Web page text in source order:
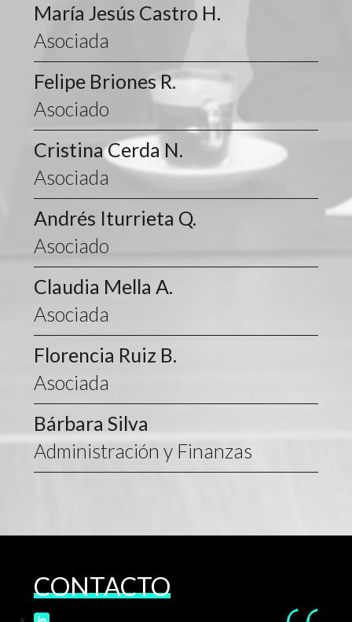
María Jesús Castro H.
Asociada
Felipe Briones R.
Asociado
Cristina Cerda N.
Asociada
Andrés Iturrieta Q.
Asociado
Claudia Mella A.
Asociada
Florencia Ruiz B.
Asociada
Bárbara Silva
Administración y Finanzas
CONTACTO